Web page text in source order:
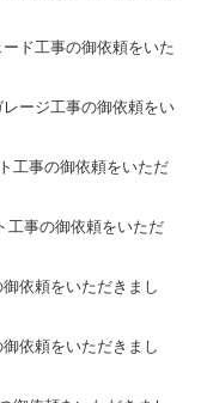
ド工事の御依頼をいた
ージ工事の御依頼をい
工事の御依頼をいただ
工事の御依頼をいただ
御依頼をいただきまし
御依頼をいただきまし